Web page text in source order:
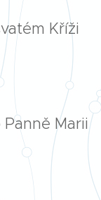
Kříži
Marii